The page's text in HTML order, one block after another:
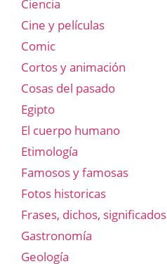
Ciencia
Cine y películas
Comic
Cortos y animación
Cosas del pasado
Egipto
El cuerpo humano
Etimología
Famosos y famosas
Fotos historicas
Frases, dichos, significados
Gastronomía
Geología